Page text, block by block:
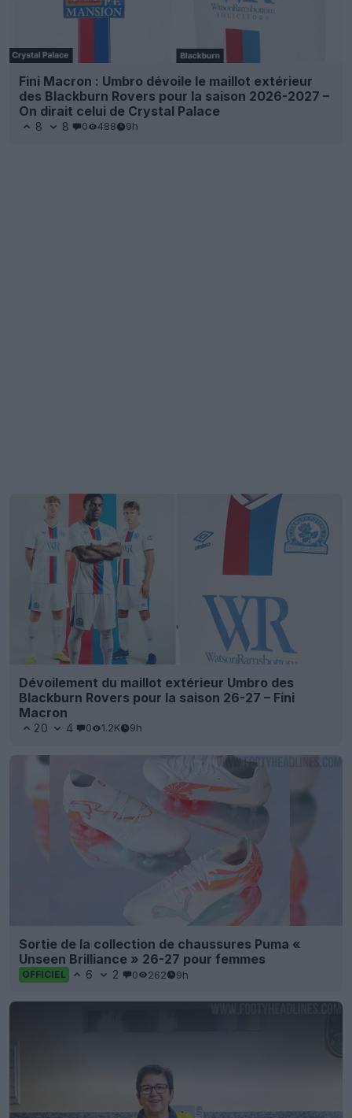
Fini Macron : Umbro dévoile le maillot extérieur
des Blackburn Rovers pour la saison 2026-2027 –
On dirait celui de Crystal Palace
8 8 0 488 9h
Dévoilement du maillot extérieur Umbro des
Blackburn Rovers pour la saison 26-27 – Fini
Macron
20 4 0 1.2K 9h
Sortie de la collection de chaussures Puma «
Unseen Brilliance » 26-27 pour femmes
OFFICIEL 6 2 0 262 9h